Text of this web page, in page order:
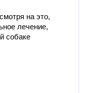
на это,
лечение,
собаке